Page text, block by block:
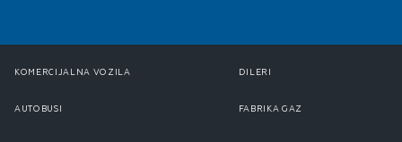
KOMERCIJALNA VOZILA
AUTOBUSI
DILERI
FABRIKA GAZ